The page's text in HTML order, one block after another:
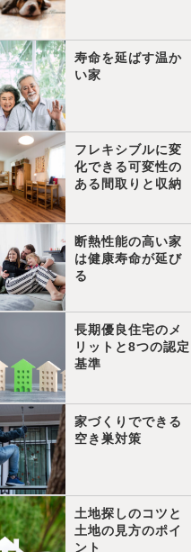
寿命を延ばす温か
い家
フレキシブルに変
化できる可変性の
ある間取りと収納
断熱性能の高い家
は健康寿命が延び
る
長期優良住宅のメ
リットと8つの認定
基準
家づくりでできる
空き巣対策
土地探しのコツと
土地の見方のポイ
ント